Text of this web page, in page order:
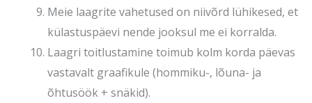
Meie laagrite vahetused on niivõrd lühikesed, et
külastuspäevi nende jooksul me ei korralda.
Laagri toitlustamine toimub kolm korda päevas
vastavalt graafikule (hommiku-, lõuna- ja
õhtusöök + snäkid).